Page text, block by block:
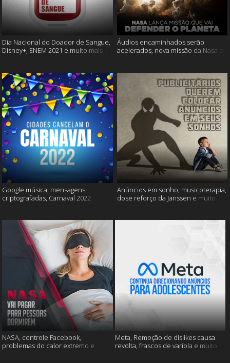
Dia Nacional do Doador de Sangue,
Disney+, ENEM 2021 e muito mais
Áudios encaminhados serão
acelerados, nova missão da Nasa e
Google música, mensagens
criptografadas, Carnaval 2022
Anúncios em sonho; musicoterapia,
dose reforço da Janssen e muito
NASA, controle Facebook,
problemas do calor extremo e
Meta, Remoção de dislikes causa
revolta, frascos de varíola e muito